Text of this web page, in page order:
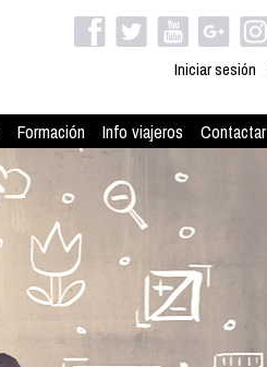
Iniciar sesión
Formación Info viajeros Contactar